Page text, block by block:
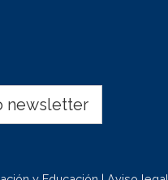
newsletter